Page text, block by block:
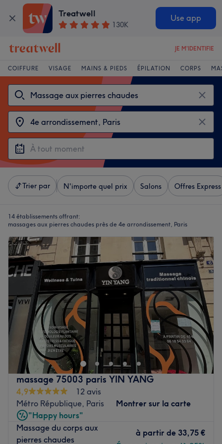
Treatwell
130K
Use app
JE M'IDENTIFIE
COIFFURE VISAGE MAINS & PIEDS ÉPILATION CORPS
Trier par N'importe quel prix Salons Offres Express
14 établissements offrant:
massages aux pierres chaudes près de 4e arrondissement, Paris
massage 75003 paris YIN YANG
4,9
12 avis
Métro République, Paris
Montrer sur la carte
"Happy hours"
Massage du corps aux
pierres chaudes
à partir de 33,75 €